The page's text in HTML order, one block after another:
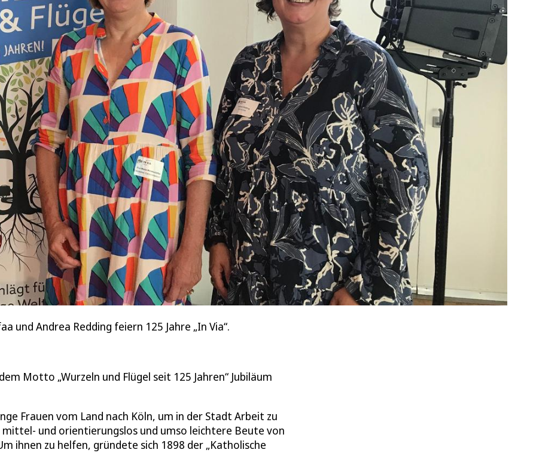
und Andrea Redding feiern 125 Jahre „In Via“.
Motto „Wurzeln und Flügel seit 125 Jahren“ Jubiläum
Frauen vom Land nach Köln, um in der Stadt Arbeit zu
und orientierungslos und umso leichtere Beute von
ihnen zu helfen, gründete sich 1898 der „Katholische